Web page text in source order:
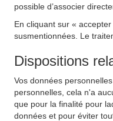
possible d’associer
En cliquant sur «
susmentionnées. Le
Dispositions
Vos données
personnelles, cela n'a
que pour la finalité pour
données et pour éviter